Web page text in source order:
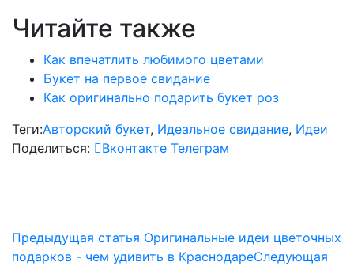
Читайте также
Как впечатлить любимого цветами
Букет на первое свидание
Как оригинально подарить букет роз
Теги:Авторский букет, Идеальное свидание, Идеи
Поделиться:
Вконтакте Телеграм
Предыдущая статья Оригинальные идеи цветочных
подарков - чем удивить в КраснодареСледующая